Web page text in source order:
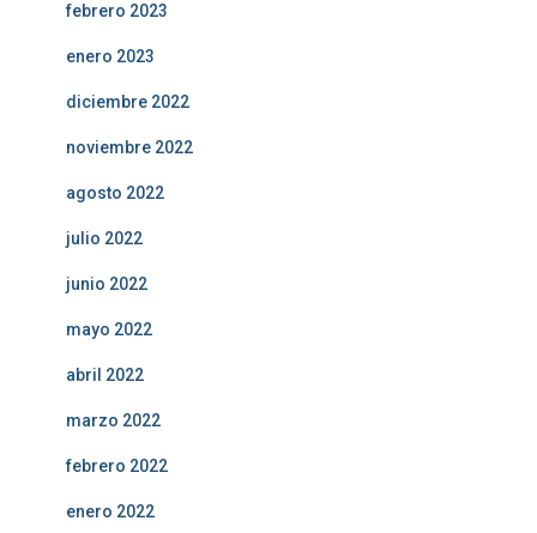
febrero 2023
enero 2023
diciembre 2022
noviembre 2022
agosto 2022
julio 2022
junio 2022
mayo 2022
abril 2022
marzo 2022
febrero 2022
enero 2022